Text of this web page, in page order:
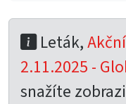
Leták,
2.11.2025 -
snažíte